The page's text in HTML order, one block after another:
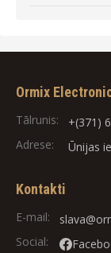
Ormix
Tālrunis:
+(371)
Adrese:
Ūnijas
Kontakti
E-mail:
Social: